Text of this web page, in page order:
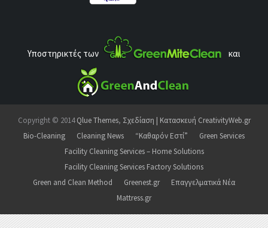
Υποστηρικτές των και
Copyright © 2014Qlue Themes, Σχεδίαση | Κατασκευή CreativityWeb.gr
Bio-Cleaning
Cleaning News “Καθαρόν Εστί”
Green Services
Facility Cleaning Services – Home Solutions
Facility Cleaning Services Factory Solutions
Green and Clean Method
Greenest.gr
Επαγγελματικά Νέα
Mattress.gr